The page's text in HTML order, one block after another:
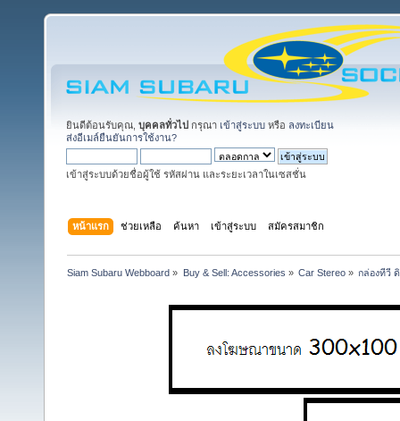
ยินดีต้อนรับคุณ, บุคคลทั่วไป กรุณา เข้าสู่ระบบ หรือ ลงทะเบียน
ส่งอีเมล์ยืนยันการใช้งาน?
เข้าสู่ระบบด้วยชื่อผู้ใช้ รหัสผ่าน และระยะเวลาในเซสชั่น
หน้าแรก ช่วยเหลือ ค้นหา เข้าสู่ระบบ สมัครสมาชิก
Siam Subaru Webboard » Buy & Sell: Accessories » Car Stereo» กล่องทีวี